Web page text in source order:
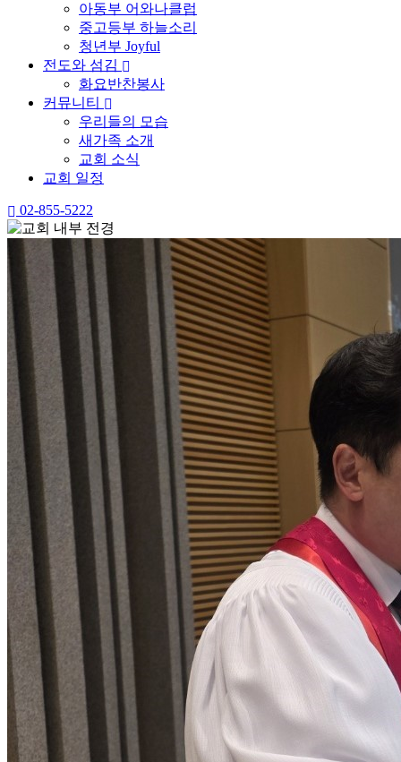
아동부 어와나클럽
중고등부 하늘소리
청년부 Joyful
전도와 섬김
화요반찬봉사
커뮤니티
우리들의 모습
새가족 소개
교회 소식
교회 일정
02-855-5222